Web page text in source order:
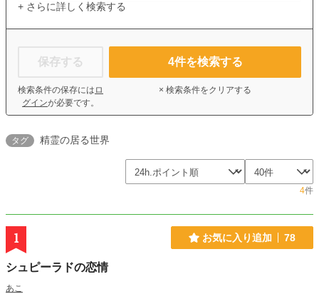
+ さらに詳しく検索する
保存する
検索条件の保存には ロ
グインが必要です。
4件を検索する
× 検索条件をクリアする
タグ 精霊の居る世界
4件
1 お気に入り追加 78
シュピーラドの恋情
あこ